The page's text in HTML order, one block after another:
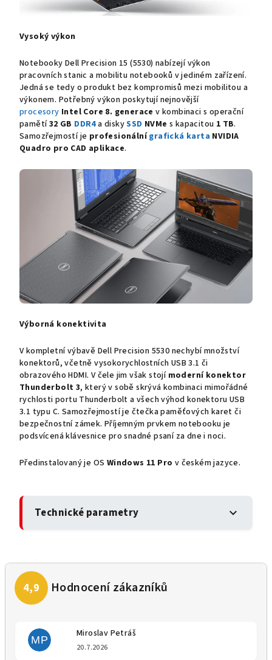
Vysoký výkon
Notebooky Dell Precision 15 (5530) nabízejí výkon
pracovních stanic a mobilitu notebooků v jediném zařízení.
Jedná se tedy o produkt bez kompromisů mezi mobilitou a
výkonem. Potřebný výkon poskytují nejnovější
procesory Intel Core 8. generace v kombinaci s operační
pamětí32 GB DDR4a diskySSD NVMes kapacitou 1 TB.
Samozřejmostí je profesionálnígrafická karta NVIDIA
Quadro pro CAD aplikace.
Výborná konektivita
V kompletní výbavě Dell Precision 5530 nechybí množství
konektorů, včetně vysokorychlostních USB 3.1 či
obrazového HDMI. V čele jim však stojí moderní konektor
Thunderbolt 3, který v sobě skrývá kombinaci mimořádné
rychlosti portu Thunderbolt a všech výhod konektoru USB
3.1 typu C. Samozřejmostí je čtečka paměťových karet či
bezpečnostní zámek. Příjemným prvkem notebooku je
podsvícená klávesnice pro snadné psaní za dne i noci.
Předinstalovaný je OS Windows 11 Pro v českém jazyce.
Technické parametry expand_more
MP
Miroslav Petráš
20.7.2026